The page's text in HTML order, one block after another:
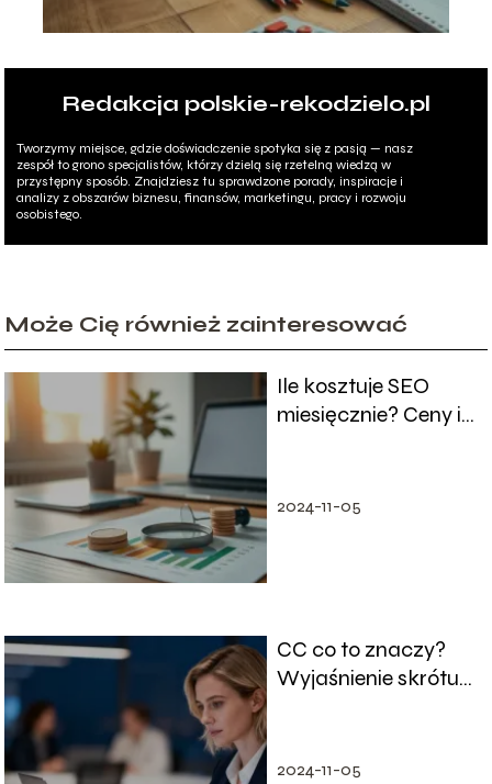
Redakcja polskie-rekodzielo.pl
Tworzymy miejsce, gdzie doświadczenie spotyka się z pasją — nasz
zespół to grono specjalistów, którzy dzielą się rzetelną wiedzą w
przystępny sposób. Znajdziesz tu sprawdzone porady, inspiracje i
analizy z obszarów biznesu, finansów, marketingu, pracy i rozwoju
osobistego.
Może Cię również zainteresować
Ile kosztuje SEO
miesięcznie? Ceny i
2024-11-05
CC co to znaczy?
Wyjaśnienie skrótu
2024-11-05